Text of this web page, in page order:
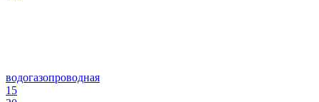
водогазопроводная
15